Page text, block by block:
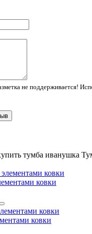
не поддерживается!
тумба иванушка
ковки
ковки